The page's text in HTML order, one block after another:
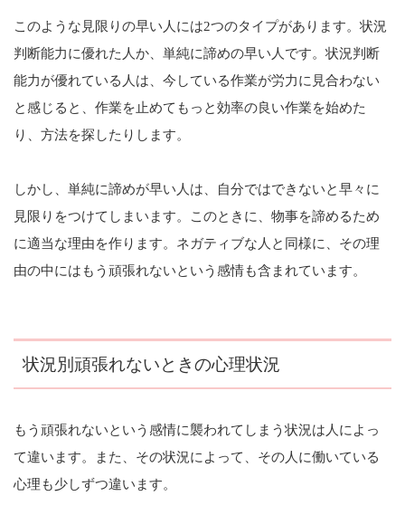
このような見限りの早い人には2つのタイプがあります。状況
判断能力に優れた人か、単純に諦めの早い人です。状況判断
能力が優れている人は、今している作業が労力に見合わない
と感じると、作業を止めてもっと効率の良い作業を始めた
り、方法を探したりします。
しかし、単純に諦めが早い人は、自分ではできないと早々に
見限りをつけてしまいます。このときに、物事を諦めるため
に適当な理由を作ります。ネガティブな人と同様に、その理
由の中にはもう頑張れないという感情も含まれています。
状況別頑張れないときの心理状況
もう頑張れないという感情に襲われてしまう状況は人によっ
て違います。また、その状況によって、その人に働いている
心理も少しずつ違います。